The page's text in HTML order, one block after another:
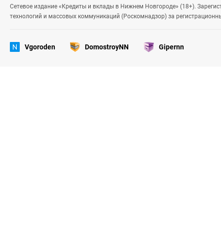
Сетевое издание «Кредиты и вклады в Нижнем Новгороде» (18+).
технологий и массовых коммуникаций (Роскомнадзор) за
Vgoroden DomostroyNN Gipernn